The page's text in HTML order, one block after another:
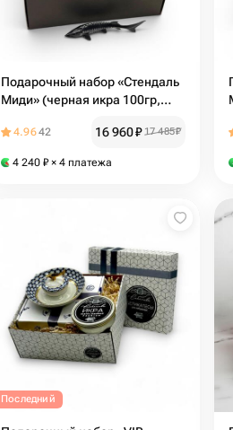
Подарочный набор «Стендаль
Миди» (черная икра 100гр,
4.9642 16 960₽ 17 485₽
4 240 ₽ × 4 платежа
Последний